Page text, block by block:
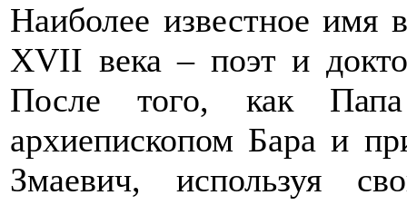
Наиболее известное имя
XVII века – поэт и
После того, как
архиепископом Бара и
Змаевич, используя